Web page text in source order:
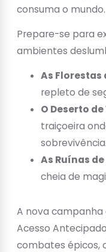
consuma o mundo.
Prepare-se para
ambientes
As Florestas
repleto de
O Deserto
traiçoeira
sobrevivência.
As Ruínas
cheia de
A nova
Acesso
combates épicos,